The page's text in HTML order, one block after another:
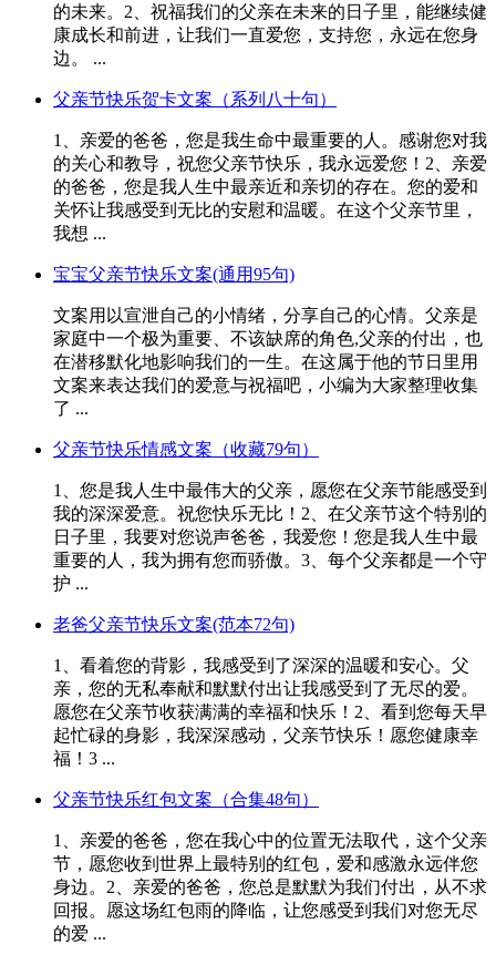
的未来。2、祝福我们的父亲在未来的日子里，能继续健
康成长和前进，让我们一直爱您，支持您，永远在您身
边。 ...
父亲节快乐贺卡文案（系列八十句）
1、亲爱的爸爸，您是我生命中最重要的人。感谢您对我
的关心和教导，祝您父亲节快乐，我永远爱您！2、亲爱
的爸爸，您是我人生中最亲近和亲切的存在。您的爱和
关怀让我感受到无比的安慰和温暖。在这个父亲节里，
我想 ...
宝宝父亲节快乐文案(通用95句)
文案用以宣泄自己的小情绪，分享自己的心情。父亲是
家庭中一个极为重要、不该缺席的角色,父亲的付出，也
在潜移默化地影响我们的一生。在这属于他的节日里用
文案来表达我们的爱意与祝福吧，小编为大家整理收集
了 ...
父亲节快乐情感文案（收藏79句）
1、您是我人生中最伟大的父亲，愿您在父亲节能感受到
我的深深爱意。祝您快乐无比！2、在父亲节这个特别的
日子里，我要对您说声爸爸，我爱您！您是我人生中最
重要的人，我为拥有您而骄傲。3、每个父亲都是一个守
护 ...
老爸父亲节快乐文案(范本72句)
1、看着您的背影，我感受到了深深的温暖和安心。父
亲，您的无私奉献和默默付出让我感受到了无尽的爱。
愿您在父亲节收获满满的幸福和快乐！2、看到您每天早
起忙碌的身影，我深深感动，父亲节快乐！愿您健康幸
福！3 ...
父亲节快乐红包文案（合集48句）
1、亲爱的爸爸，您在我心中的位置无法取代，这个父亲
节，愿您收到世界上最特别的红包，爱和感激永远伴您
身边。2、亲爱的爸爸，您总是默默为我们付出，从不求
回报。愿这场红包雨的降临，让您感受到我们对您无尽
的爱 ...